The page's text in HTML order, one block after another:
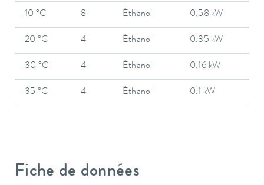
-10 °C 8 Éthanol 0.58 kW
-20 °C 4 Éthanol 0.35 kW
-30 °C 4 Éthanol 0.16 kW
-35 °C 4 Éthanol 0.1 kW
Fiche de données